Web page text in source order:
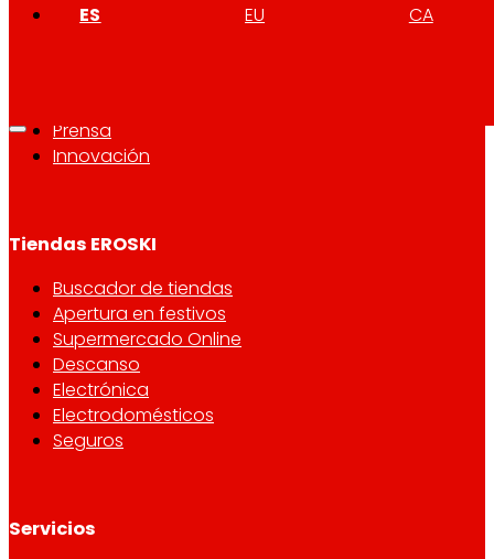
ES EU CA
Quiénes somos
Prensa
Innovación
Tiendas EROSKI
Buscador de tiendas
Apertura en festivos
Supermercado Online
Descanso
Electrónica
Electrodomésticos
Seguros
Servicios